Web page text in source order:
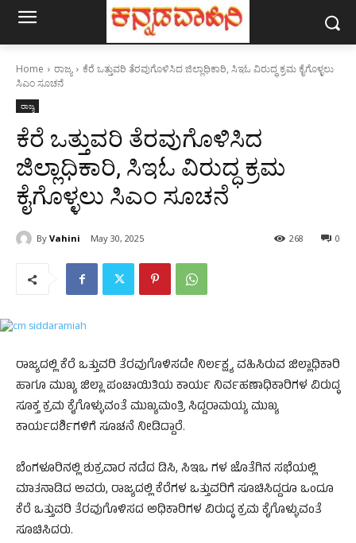
Home ರಾಜ್ಯ
ಕೆರೆ ಒತ್ತುವರಿ ತೆರವುಗೊಳಿಸಿದ ಜಿಲ್ಲಾಧಿಕಾರಿ, ಸಿಇಓ ವಿರುದ್ಧ ಕ್ರಮ ಕೈಗೊಳ್ಳಲು
ಸಿಎಂ ಸೂಚನೆ
ರಾಜ್ಯ
ಕೆರೆ ಒತ್ತುವರಿ ತೆರವುಗೊಳಿಸಿದ
ಜಿಲ್ಲಾಧಿಕಾರಿ, ಸಿಇಓ ವಿರುದ್ಧ ಕ್ರಮ
ಕೈಗೊಳ್ಳಲು ಸಿಎಂ ಸೂಚನೆ
By Vahini May 30, 2025 0
268
ರಾಜ್ಯದಲ್ಲಿ ಕೆರೆ ಒತ್ತುವರಿ ತೆರವುಗೊಳಿಸದೇ ನಿರ್ಲಕ್ಷ್ಯ ವಹಿಸಿರುವ ಜಿಲ್ಲಾಧಿಕಾರಿ
ಹಾಗೂ ಮುಖ್ಯ ಜಿಲ್ಲಾ ಪಂಚಾಯಿತಿಯ ಕಾರ್ಯ ನಿರ್ವಹಣಾಧಿಕಾರಿಗಳ ವಿರುದ್ಧ
ಸೂಕ್ತ ಕ್ರಮ ಕೈಗೊಳ್ಳುವಂತೆ ಮುಖ್ಯಮಂತ್ರಿ ಸಿದ್ದರಾಮಯ್ಯ ಮುಖ್ಯ
ಕಾರ್ಯದರ್ಶಿಗಳಿಗೆ ಸೂಚನೆ ನೀಡಿದ್ದಾರೆ.
ಬೆಂಗಳೂರಿನಲ್ಲಿ ಶುಕ್ರವಾರ ನಡೆದ ಡಿಸಿ, ಸಿಇಒ ಗಳ ಜೊತೆಗಿನ ಸಭೆಯಲ್ಲಿ
ಮಾತನಾಡಿದ ಅವರು, ರಾಜ್ಯದಲ್ಲಿ ಕೆರೆಗಳ ಒತ್ತುವರಿಗೆ ಸೂಚಿಸಿದ್ದರೂ ಒಂದೂ
ಕೆರೆ ಒತ್ತುವರಿ ತೆರವುಗೊಳಿಸದ ಅಧಿಕಾರಿಗಳ ವಿರುದ್ಧ ಕ್ರಮ ಕೈಗೊಳ್ಳುವಂತೆ
ಸೂಚಿಸಿದರು.